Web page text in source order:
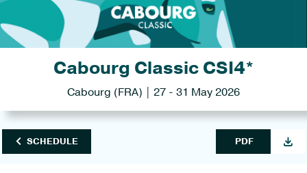
Cabourg Classic CSI4*
Cabourg (FRA) | 27 - 31 May 2026
SCHEDULE PDF